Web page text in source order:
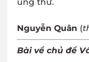
ung thư.
Nguyễn Quân (
Bài về chủ đề